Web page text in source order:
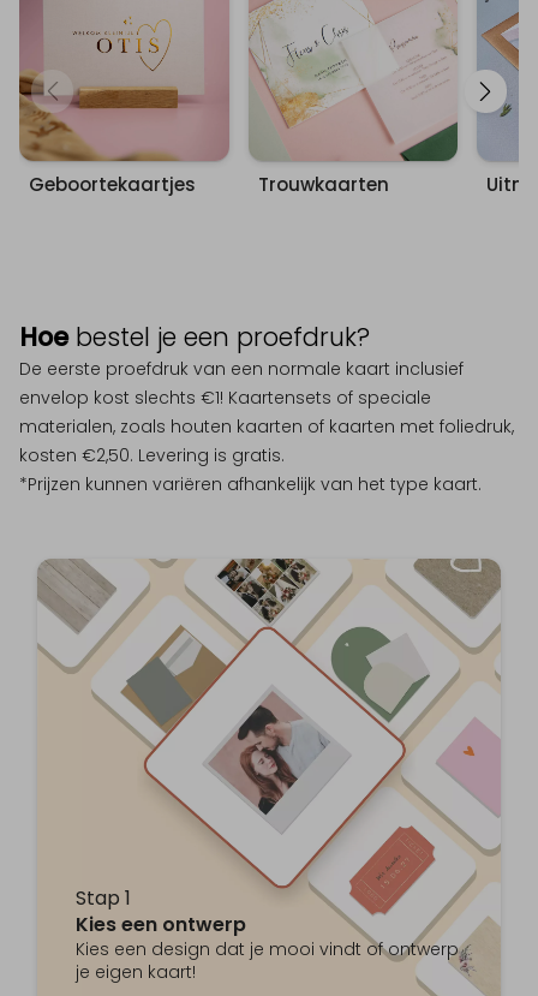
Geboortekaartjes Trouwkaarten
Stap 1
Kies een ontwerp
Kies een design dat je mooi vindt of ontwerp
je eigen kaart!
Hoebestel je een proefdruk?
De eerste proefdruk van een normale kaart inclusief
envelop kost slechts €1! Kaartensets of speciale
materialen, zoals houten kaarten of kaarten met foliedruk,
kosten €2,50. Levering is gratis.
*Prijzen kunnen variëren afhankelijk van het type kaart.